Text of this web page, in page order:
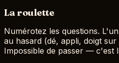
La roulette
Numérotez les questions.
au hasard (dé, appli, doigt
Impossible de passer — c'est